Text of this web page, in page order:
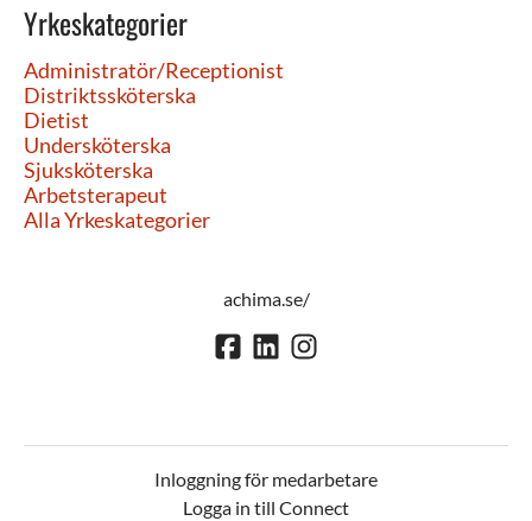
Yrkeskategorier
Administratör/Receptionist
Distriktssköterska
Dietist
Undersköterska
Sjuksköterska
Arbetsterapeut
Alla Yrkeskategorier
achima.se/
Inloggning för medarbetare
Logga in till Connect